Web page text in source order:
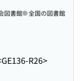
R26>
図書館 全国の図書館